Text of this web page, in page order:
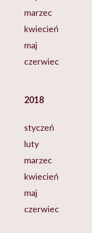
marzec
kwiecień
maj
czerwiec
2018
styczeń
luty
marzec
kwiecień
maj
czerwiec